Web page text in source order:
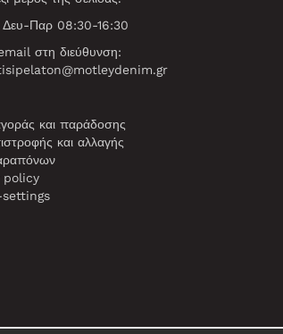
Δευ-Παρ 08:30-16:30
email στη διεύθυνση:
και παράδοσης
και αλλαγής
policy